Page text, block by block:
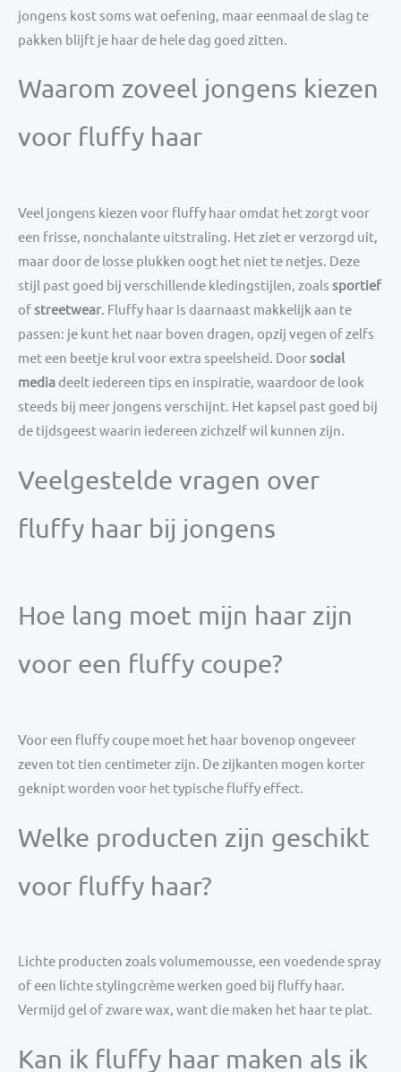
jongens kost soms wat oefening, maar eenmaal de slag te
pakken blijft je haar de hele dag goed zitten.
Waarom zoveel jongens kiezen
voor fluffy haar
Veel jongens kiezen voor fluffy haar omdat het zorgt voor
een frisse, nonchalante uitstraling. Het ziet er verzorgd uit,
maar door de losse plukken oogt het niet te netjes. Deze
stijl past goed bij verschillende kledingstijlen, zoals sportief
ofstreetwear. Fluffy haar is daarnaast makkelijk aan te
passen: je kunt het naar boven dragen, opzij vegen of zelfs
met een beetje krul voor extra speelsheid. Doorsocial
mediadeelt iedereen tips en inspiratie, waardoor de look
steeds bij meer jongens verschijnt. Het kapsel past goed bij
de tijdsgeest waarin iedereen zichzelf wil kunnen zijn.
Veelgestelde vragen over
fluffy haar bij jongens
Hoe lang moet mijn haar zijn
voor een fluffy coupe?
Voor een fluffy coupe moet het haar bovenop ongeveer
zeven tot tien centimeter zijn. De zijkanten mogen korter
geknipt worden voor het typische fluffy effect.
Welke producten zijn geschikt
voor fluffy haar?
Lichte producten zoals volumemousse, een voedende spray
of een lichte stylingcrème werken goed bij fluffy haar.
Vermijd gel of zware wax, want die maken het haar te plat.
Kan ik fluffy haar maken als ik